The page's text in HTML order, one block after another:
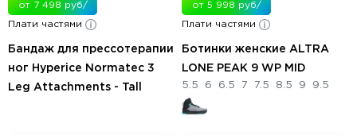
от 7 498 руб/
мес.
Плати частями
Бандаж для прессотерапии
ног Hyperice Normatec 3
Leg Attachments - Tall
от 5 998 руб/
мес.
Плати частями
Ботинки женские ALTRA
LONE PEAK 9 WP MID
5.5 6 6.5 7 7.5 8.5 9 9.5